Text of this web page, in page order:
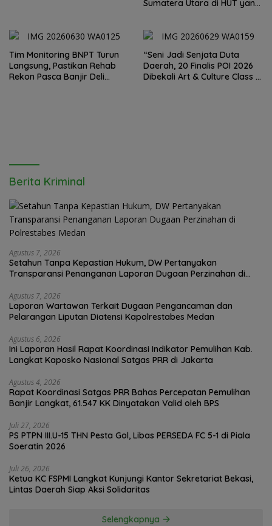
Hermawan Bersikap Tegas .
Sumatera Utara di HUT yang
Tim Monitoring BNPT Turun
Langsung, Pastikan Rehab
Rekon Pasca Banjir Deli
“Seni Jadi Senjata Duta
Daerah, 20 Finalis POI 2026
Dibekali Art & Culture Class di
Berita Kriminal
Agustus 7, 2026
Setahun Tanpa Kepastian Hukum, DW Pertanyakan
Transparansi Penanganan Laporan Dugaan Perzinahan di
Agustus 7, 2026
Laporan Wartawan Terkait Dugaan Pengancaman dan
Pelarangan Liputan Diatensi Kapolrestabes Medan
Agustus 6, 2026
Ini Laporan Hasil Rapat Koordinasi Indikator Pemulihan Kab.
Langkat Kaposko Nasional Satgas PRR di Jakarta
Agustus 4, 2026
Rapat Koordinasi Satgas PRR Bahas Percepatan Pemulihan
Banjir Langkat, 61.547 KK Dinyatakan Valid oleh BPS
Juli 27, 2026
PS PTPN III.U-15 THN Pesta Gol, Libas PERSEDA FC 5-1 di Piala
Soeratin 2026
Juli 26, 2026
Ketua KC FSPMI Langkat Kunjungi Kantor Sekretariat Bekasi,
Lintas Daerah Siap Aksi Solidaritas
Selengkapnya